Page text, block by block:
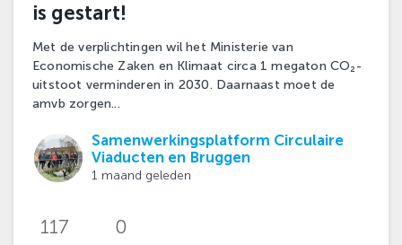
is gestart!
Met de verplichtingen wil het Ministerie van
Economische Zaken en Klimaat circa 1 megaton CO₂-
uitstoot verminderen in 2030. Daarnaast moet de
amvb zorgen...
Samenwerkingsplatform Circulaire
Viaducten en Bruggen
1 maand geleden
117 0